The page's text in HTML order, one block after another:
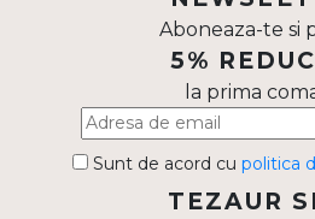
Aboneaza-te si
5%
la prima
Sunt de acord cu politica
TEZAUR